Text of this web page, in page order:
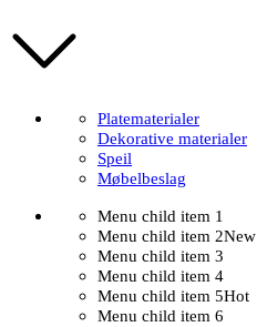
Platematerialer
Dekorative materialer
Speil
Møbelbeslag
Menu child item 1
Menu child item 2New
Menu child item 3
Menu child item 4
Menu child item 5Hot
Menu child item 6